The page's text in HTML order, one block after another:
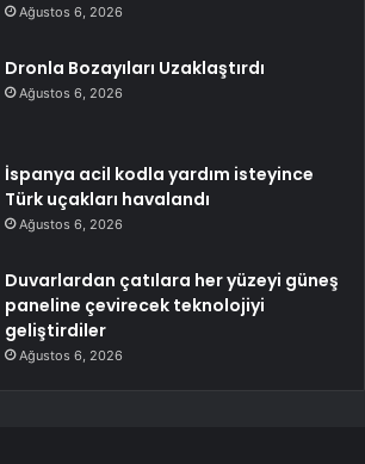
Ağustos 6, 2026
Dronla Bozayıları Uzaklaştırdı
Ağustos 6, 2026
İspanya acil kodla yardım isteyince
Türk uçakları havalandı
Ağustos 6, 2026
Duvarlardan çatılara her yüzeyi güneş
paneline çevirecek teknolojiyi
geliştirdiler
Ağustos 6, 2026